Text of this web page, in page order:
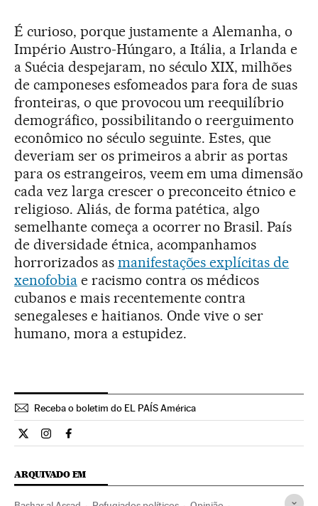
É curioso, porque justamente a Alemanha, o
Império Austro-Húngaro, a Itália, a Irlanda e
a Suécia despejaram, no século XIX, milhões
de camponeses esfomeados para fora de suas
fronteiras, o que provocou um reequilíbrio
demográfico, possibilitando o reerguimento
econômico no século seguinte. Estes, que
deveriam ser os primeiros a abrir as portas
para os estrangeiros, veem em uma dimensão
cada vez larga crescer o preconceito étnico e
religioso. Aliás, de forma patética, algo
semelhante começa a ocorrer no Brasil. País
de diversidade étnica, acompanhamos
horrorizados as manifestações explícitas de
xenofobiae racismo contra os médicos
cubanos e mais recentemente contra
senegaleses e haitianos. Onde vive o ser
humano, mora a estupidez.
Receba o boletim do EL PAÍS América
Opiniao El País Brasil en Twitter
Opiniao El País Brasil en Instagram
Opiniao El País Brasil en Facebook
ARQUIVADO EM